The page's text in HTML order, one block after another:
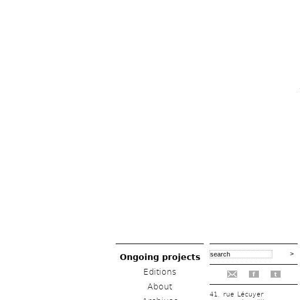
Ongoing projects
Editions
About
f t
41, rue Lécuyer